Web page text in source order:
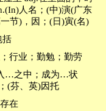
人名；(中)演(广东
节)，因；(日)寅(名)
括
行业；勤勉；勤劳
…之中；成为…状
(芬、英)因托
在